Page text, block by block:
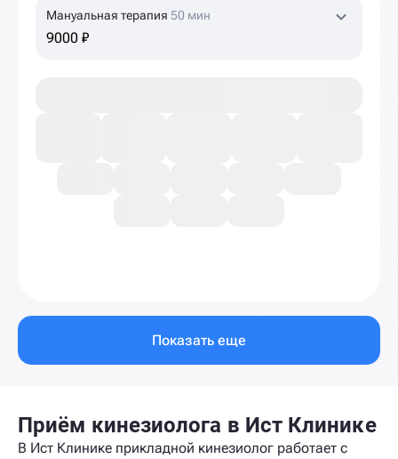
Мануальная терапия 50 мин
9000 ₽
Показать еще
Приём кинезиолога в Ист Клинике
В Ист Клинике прикладной кинезиолог работает с